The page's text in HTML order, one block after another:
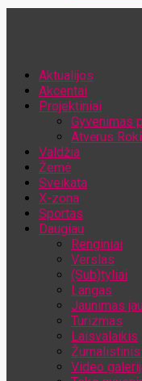
Aktualijos
Akcentai
Projektiniai
Gyvenimas
Atvėrus
Valdžia
Žemė
Sveikata
X-zona
Sportas
Daugiau
Renginiai
Verslas
(Sub)tyliai
Langas
Jaunimas
Turizmas
Laisvalaikis
Video